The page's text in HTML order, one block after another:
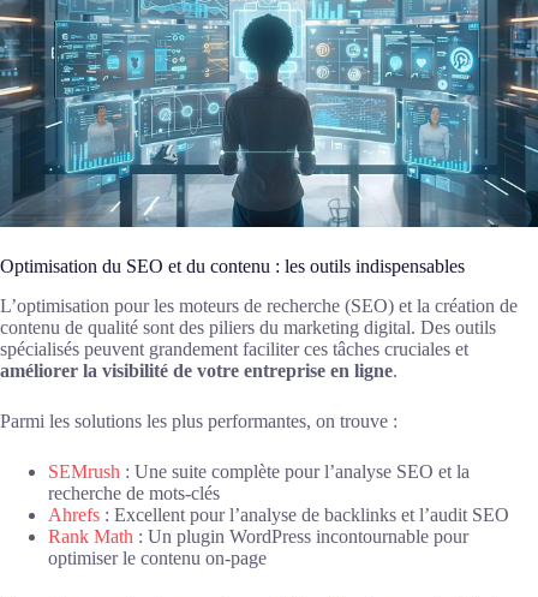
Optimisation du SEO et du contenu : les outils indispensables
L’optimisation pour les moteurs de recherche (SEO) et la création de
contenu de qualité sont des piliers du marketing digital. Des outils
spécialisés peuvent grandement faciliter ces tâches cruciales et
améliorer la visibilité de votre entreprise en ligne.
Parmi les solutions les plus performantes, on trouve :
SEMrush : Une suite complète pour l’analyse SEO et la
recherche de mots-clés
Ahrefs : Excellent pour l’analyse de backlinks et l’audit SEO
Rank Math : Un plugin WordPress incontournable pour
optimiser le contenu on-page